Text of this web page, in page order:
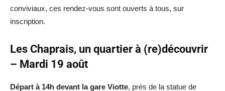
conviviaux, ces rendez-vous sont ouverts à tous, sur
inscription.
Les Chaprais, un quartier à (re)découvrir
– Mardi 19 août
Départ à 14h devant la gare Viotte, près de la statue de